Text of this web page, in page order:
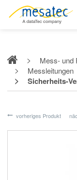
Mess- und
Messleitungen
Sicherheits-
vorheriges Produkt